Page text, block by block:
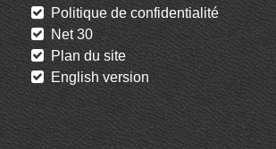
Politique de confidentialité
Net 30
Plan du site
English version